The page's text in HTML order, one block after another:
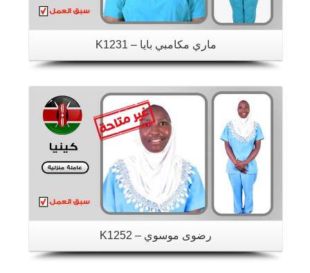
ماري مكامبي بايا – K1231
رضوى موسوي – K1252